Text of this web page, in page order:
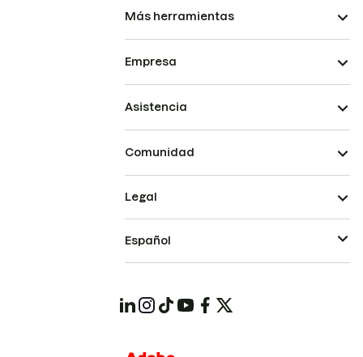
Más herramientas
Empresa
Asistencia
Comunidad
Legal
Español